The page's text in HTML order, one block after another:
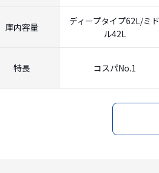
庫内容量
ディープタイプ62L/ミド
ル42L
特長 コスパNo.1